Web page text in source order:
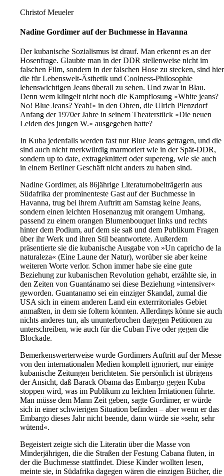
Christof Meueler
Nadine Gordimer auf der Buchmesse in Havanna
Der kubanische Sozialismus ist drauf. Man erkennt es an der
Hosenfrage. Glaubte man in der DDR stellenweise nicht im
falschen Film, sondern in der falschen Hose zu stecken, sind hier
die für Lebenswelt-Ästhetik und Coolness-Philosophie
lebenswichtigen Jeans überall zu sehen. Und zwar in Blau.
Denn wem klingelt nicht noch die Kampflosung »White jeans?
No! Blue Jeans? Yeah!« in den Ohren, die Ulrich Plenzdorf
Anfang der 1970er Jahre in seinem Theaterstück »Die neuen
Leiden des jungen W.« ausgegeben hatte?
In Kuba jedenfalls werden fast nur Blue Jeans getragen, und die
sind auch nicht merkwürdig marmoriert wie in der Spät-DDR,
sondern up to date, extrageknittert oder supereng, wie sie auch
in einem Berliner Geschäft nicht anders zu haben sind.
Nadine Gordimer, als 86jährige Literaturnobelträgerin aus
Südafrika der prominenteste Gast auf der Buchmesse in
Havanna, trug bei ihrem Auftritt am Samstag keine Jeans,
sondern einen leichten Hosenanzug mit orangem Umhang,
passend zu einem orangen Blumenbouquet links und rechts
hinter dem Podium, auf dem sie saß und dem Publikum Fragen
über ihr Werk und ihren Stil beantwortete. Außerdem
präsentierte sie die kubanische Ausgabe von »Un capricho de la
naturaleza« (Eine Laune der Natur), worüber sie aber keine
weiteren Worte verlor. Schon immer habe sie eine gute
Beziehung zur kubanischen Revolution gehabt, erzählte sie, in
den Zeiten von Guantánamo sei diese Beziehung »intensiver«
geworden. Guantanamo sei ein einziger Skandal, zumal die
USA sich in einem anderen Land ein exterrritoriales Gebiet
anmaßten, in dem sie foltern könnten. Allerdings könne sie auch
nichts anderes tun, als ununterbrochen dagegen Petitionen zu
unterschreiben, wie auch für die Cuban Five oder gegen die
Blockade.
Bemerkenswerterweise wurde Gordimers Auftritt auf der Messe
von den internationalen Medien komplett ignoriert, nur einige
kubanische Zeitungen berichteten. Sie persönlich ist übrigens
der Ansicht, daß Barack Obama das Embargo gegen Kuba
stoppen wird, was im Publikum zu leichten Irritationen führte.
Man müsse dem Mann Zeit geben, sagte Gordimer, er würde
sich in einer schwierigen Situation befinden – aber wenn er das
Embargo dieses Jahr nicht beende, dann würde sie »sehr, sehr
wütend«.
Begeistert zeigte sich die Literatin über die Masse von
Minderjährigen, die die Straßen der Festung Cabana fluten, in
der die Buchmesse stattfindet. Diese Kinder wollten lesen,
meinte sie, in Südafrika dagegen wären die einzigen Bücher, die